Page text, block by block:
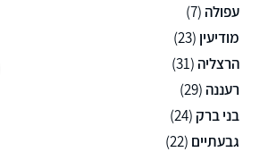
עפולה (7)
מודיעין (23)
הרצליה (31)
רעננה (29)
בני ברק(24)
גבעתיים (22)